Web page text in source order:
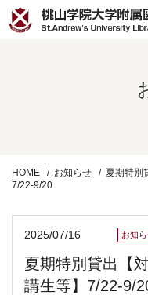
HOME お知らせ
夏期特別
7/22-9/20
2025/07/16 お知
夏期特別貸出【
講生等】7/22-9/